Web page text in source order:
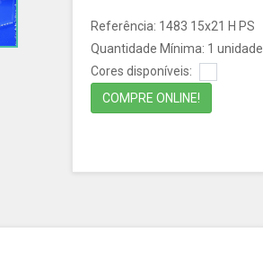
Referência: 1483 15x21 H PS
Quantidade Mínima: 1 unidade
Cores disponíveis:
COMPRE ONLINE!